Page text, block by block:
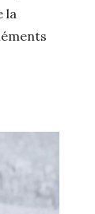
la